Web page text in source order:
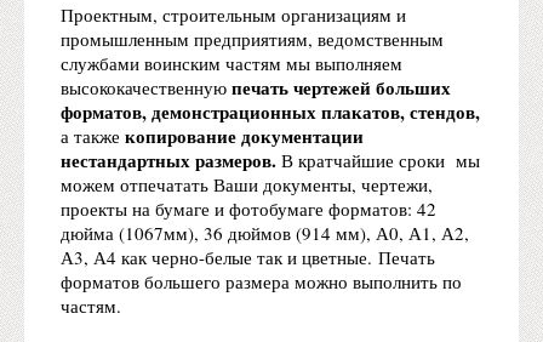
Проектным, строительным организациям и
промышленным предприятиям, ведомственным
службами воинским частям мы выполняем
высококачественную печать чертежей больших
форматов, демонстрационных плакатов, стендов,
а также копирование документации
нестандартных размеров. В кратчайшие сроки мы
можем отпечатать Ваши документы, чертежи,
проекты на бумаге и фотобумаге форматов: 42
дюйма (1067мм), 36 дюймов (914 мм), А0, А1, А2,
А3, А4 как черно-белые так и цветные. Печать
форматов большего размера можно выполнить по
частям.